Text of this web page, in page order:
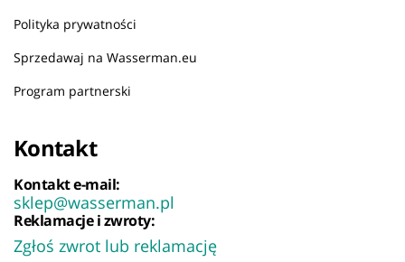
Polityka prywatności
Sprzedawaj na Wasserman.eu
Program partnerski
Kontakt
Kontakt e-mail:
sklep@wasserman.pl
Reklamacje i zwroty:
Zgłoś zwrot lub reklamację